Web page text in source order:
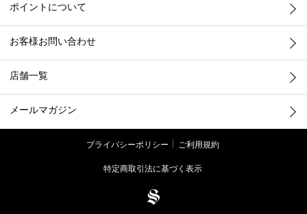
ポイントについて
お客様お問い合わせ
店舗一覧
メールマガジン
プライバシーポリシー
ご利用規約
特定商取引法に基づく表示